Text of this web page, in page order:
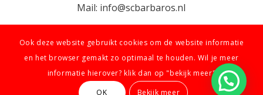
Mail: info@scbarbaros.nl
© SC Barbaros | Ontwerp: De Reclamerij
Ook deze website gebruikt cookies om de website informatie
en het browser gemakt zo optimaal te houden. Wil je meer
informatie hierover? klik dan op "bekijk meer"
OK
Bekijk meer